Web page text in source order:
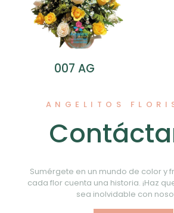
007 AG
ANGELITOS
Sumérgete en un mundo de color y
cada flor cuenta una historia. ¡Haz
sea inolvidable con